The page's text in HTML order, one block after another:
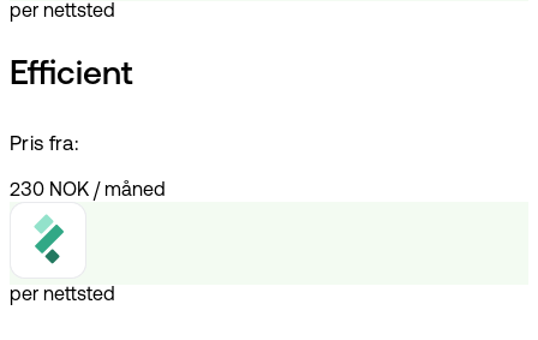
per nettsted
Efficient
Pris fra:
230 NOK / måned
per nettsted